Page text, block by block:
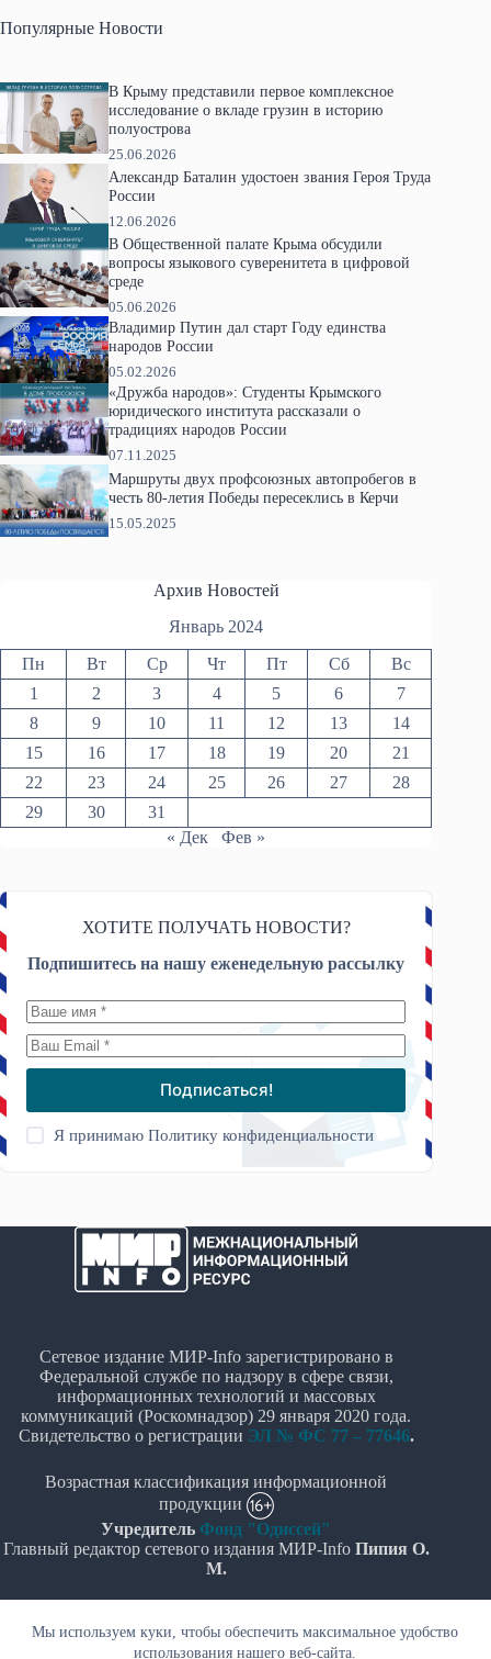
Мы используем куки, чтобы обеспечить максимальное удобство
использования нашего веб-сайта.
Популярные Новости
В Крыму представили первое комплексное
исследование о вкладе грузин в историю
полуострова
25.06.2026
Александр Баталин удостоен звания Героя Труда
России
12.06.2026
В Общественной палате Крыма обсудили
вопросы языкового суверенитета в цифровой
среде
05.06.2026
Владимир Путин дал старт Году единства
народов России
05.02.2026
«Дружба народов»: Студенты Крымского
юридического института рассказали о
традициях народов России
07.11.2025
Маршруты двух профсоюзных автопробегов в
честь 80-летия Победы пересеклись в Керчи
15.05.2025
Архив Новостей
Январь 2024
Пн Вт Ср Чт Пт Сб
Вс
1
2 3 4 5 6
7
8
9 10 11 12 13
14
15
16 17 18 19 20
21
22
23 24 25 26 27
28
29
30
31
« Дек
Фев »
ХОТИТЕ ПОЛУЧАТЬ НОВОСТИ?
Подпишитесь на нашу еженедельную рассылку
Подписаться!
Я принимаюПолитику конфиденциальности
Сетевое издание МИР-Info зарегистрировано в
Федеральной службе по надзору в сфере связи,
информационных технологий и массовых
коммуникаций (Роскомнадзор) 29 января 2020 года.
Свидетельство о регистрации ЭЛ № ФС 77 – 77646.
Возрастная классификация информационной
продукции
Учредитель Фонд "Одиссей"
Главный редактор сетевого издания МИР-Info Пипия О.
М.
данных